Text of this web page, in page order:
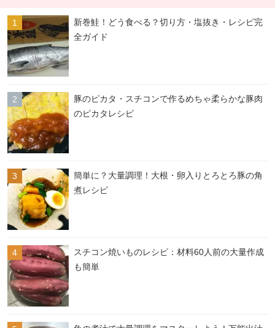
新巻鮭！どう食べる？切り方・塩抜き・レシピ完
全ガイド
豚のピカタ・スチコンで作るめちゃ柔らかな豚肉
のピカタレシピ
簡単に？大量調理！大根・卵入りとろとろ豚の角
煮レシピ
スチコン焼いものレシピ：材料60人前の大量作成
も簡単